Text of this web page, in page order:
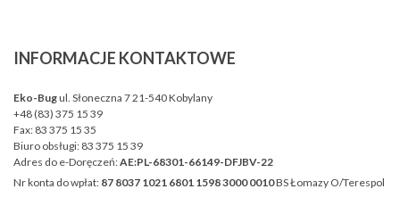
INFORMACJE KONTAKTOWE
Eko-Bugul. Słoneczna 7 21-540 Kobylany
+48 (83) 375 15 39
Fax: 83 375 15 35
Biuro obsługi: 83 375 15 39
Adres do e-Doręczeń:AE:PL-68301-66149-DFJBV-22
Nr konta do wpłat: 87 8037 1021 6801 1598 3000 0010BS Łomazy O/Terespol